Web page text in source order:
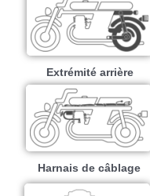
Extrémité arrière
Harnais de câblage